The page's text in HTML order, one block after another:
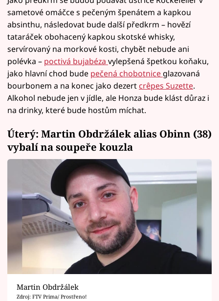
sametové omáčce s pečeným špenátem a kapkou
absinthu, následovat bude další předkrm – hovězí
tataráček obohacený kapkou skotské whisky,
servírovaný na morkové kosti, chybět nebude ani
polévka – poctivá bujabéza vylepšená špetkou koňaku,
jako hlavní chod bude pečená chobotnice glazovaná
bourbonem a na konec jako dezert crêpes Suzette.
Alkohol nebude jen v jídle, ale Honza bude klást důraz i
na drinky, které bude hostům míchat.
Úterý: Martin Obdržálek alias Obinn (38)
vybalí na soupeře kouzla
Martin Obdržálek
Zdroj: FTV Prima/ Prostřeno!